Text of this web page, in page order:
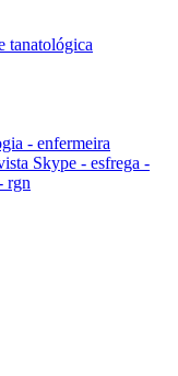
tanatológica
- enfermeira
Skype - esfrega -
rgn